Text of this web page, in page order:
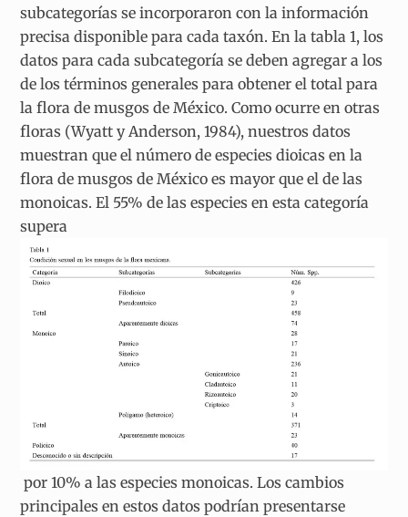
subcategorías se incorporaron con la información
precisa disponible para cada taxón. En la tabla 1, los
datos para cada subcategoría se deben agregar a los
de los términos generales para obtener el total para
la flora de musgos de México. Como ocurre en otras
floras (Wyatt y Anderson, 1984), nuestros datos
muestran que el número de especies dioicas en la
flora de musgos de México es mayor que el de las
monoicas. El 55% de las especies en esta categoría
supera
por 10% a las especies monoicas. Los cambios
principales en estos datos podrían presentarse